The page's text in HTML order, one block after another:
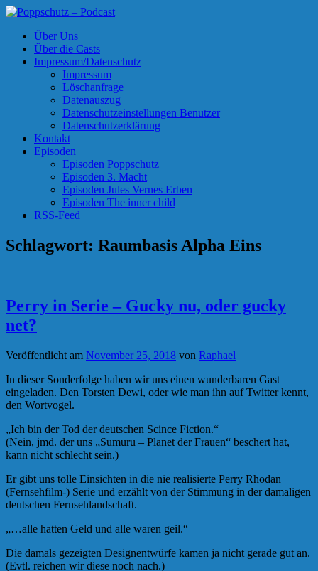
Skip
content
Poppschutz – Podcast
Podcasts zu Ihrem Vergnügen
Über Uns
Über die Casts
Impressum/Datenschutz
Impressum
Löschanfrage
Datenauszug
Datenschutzeinstellungen Benutzer
Datenschutzerklärung
Kontakt
Episoden
Episoden Poppschutz
Episoden 3. Macht
Episoden Jules Vernes Erben
Episoden The inner child
RSS-Feed
Schlagwort: Raumbasis Alpha Eins
Perry in Serie – Gucky nu, oder gucky
net?
Veröffentlicht am November 25, 2018 von Raphael
In dieser Sonderfolge haben wir uns einen wunderbaren Gast
eingeladen. Den Torsten Dewi, oder wie man ihn auf Twitter kennt,
den Wortvogel.
„Ich bin der Tod der deutschen Scince Fiction.“
(Nein, jmd. der uns „Sumuru – Planet der Frauen“ beschert hat,
kann nicht schlecht sein.)
Er gibt uns tolle Einsichten in die nie realisierte Perry Rhodan
(Fernsehfilm-) Serie und erzählt von der Stimmung in der damaligen
deutschen Fernsehlandschaft.
„…alle hatten Geld und alle waren geil.“
Die damals gezeigten Designentwürfe kamen ja nicht gerade gut an.
(Evtl. reichen wir diese noch nach.)